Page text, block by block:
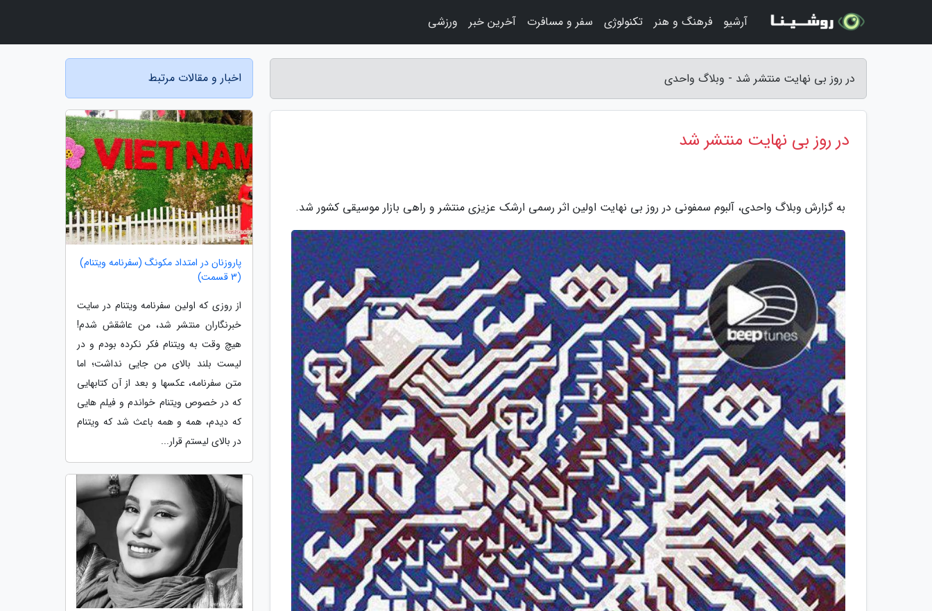
در روز بی نهایت منتشر شد - وبلاگ واحدی
در روز بی نهایت منتشر شد
به گزارش وبلاگ واحدی، آلبوم سمفونی در روز بی نهایت اولین اثر رسمی ارشک عزیزی منتشر و راهی بازار موسیقی کشور شد.
اخبار و مقالات مرتبط
پاروزنان در امتداد مکونگ (سفرنامه ویتنام)
(3 قسمت)
از روزی که اولین سفرنامه ویتنام در سایت
خبرنگاران منتشر شد، من عاشقش شدم!
هیچ وقت به ویتنام فکر نکرده بودم و در
لیست بلند بالای من جایی نداشت؛ اما
متن سفرنامه، عکسها و بعد از آن کتابهایی
که در خصوص ویتنام خواندم و فیلم هایی
که دیدم، همه و همه باعث شد که ویتنام
در بالای لیستم قرار...
آرشیو فرهنگ و هنر تکنولوژی سفر و مسافرت آخرین خبر ورزشی